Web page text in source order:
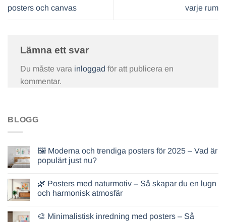
posters och canvas
varje rum
Lämna ett svar
Du måste vara inloggad för att publicera en
kommentar.
BLOGG
🖼️ Moderna och trendiga posters för 2025 – Vad är
populärt just nu?
🌿 Posters med naturmotiv – Så skapar du en lugn
och harmonisk atmosfär
🎨 Minimalistisk inredning med posters – Så